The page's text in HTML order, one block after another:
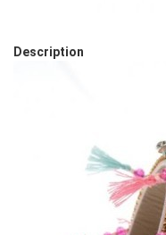
Description